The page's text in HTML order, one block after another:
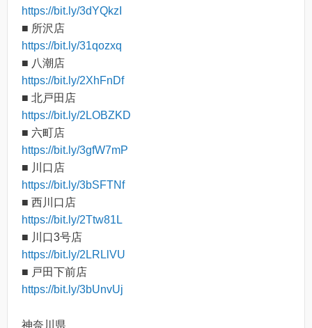
https://bit.ly/3dYQkzI
■ 所沢店
https://bit.ly/31qozxq
■ 八潮店
https://bit.ly/2XhFnDf
■ 北戸田店
https://bit.ly/2LOBZKD
■ 六町店
https://bit.ly/3gfW7mP
■ 川口店
https://bit.ly/3bSFTNf
■ 西川口店
https://bit.ly/2Ttw81L
■ 川口3号店
https://bit.ly/2LRLlVU
■ 戸田下前店
https://bit.ly/3bUnvUj
神奈川県